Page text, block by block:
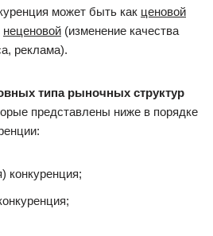
может быть как ценовой
неценовой (изменение качества
реклама).
типа рыночных структур
представлены ниже в порядке
конкуренция;